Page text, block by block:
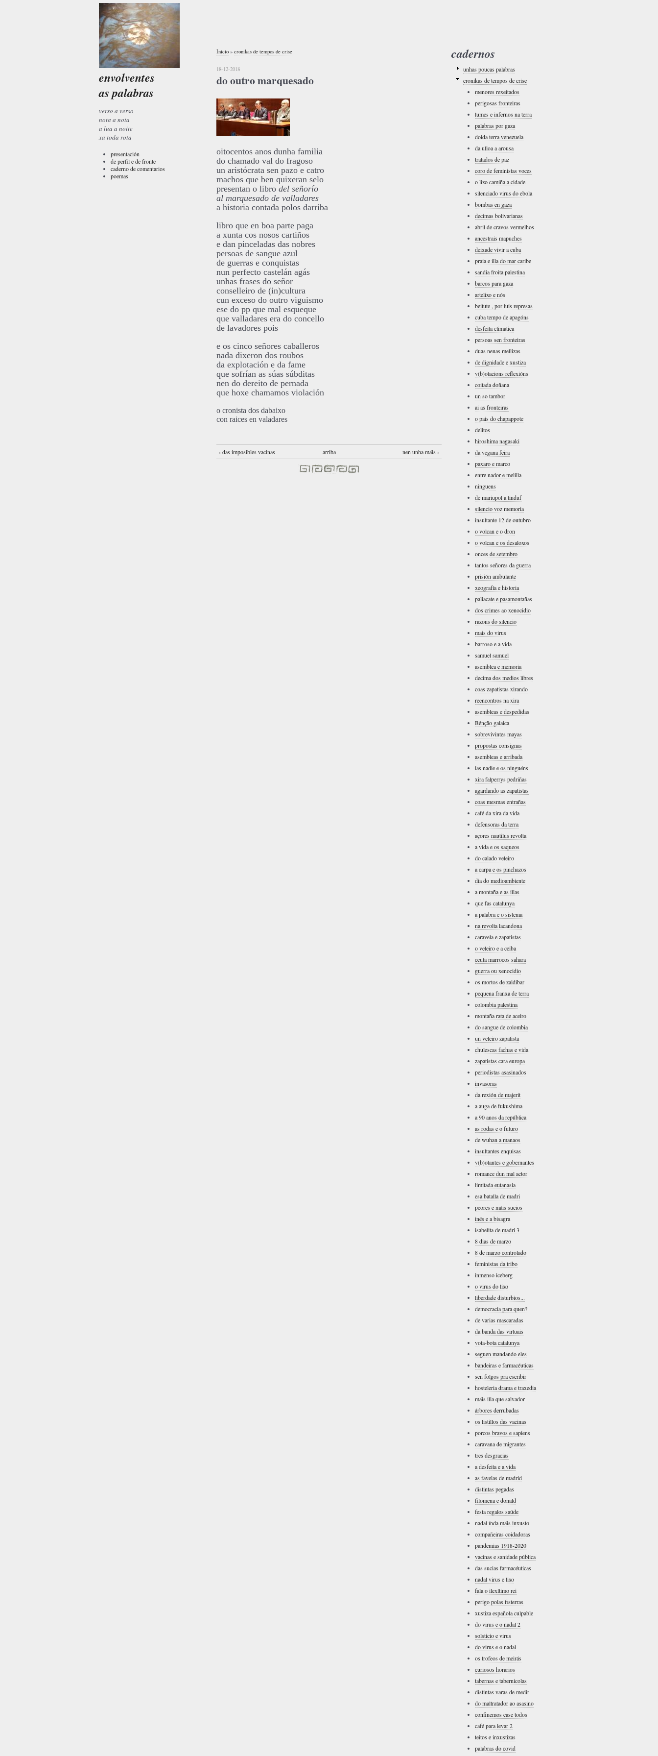
envolventes
as palabras
verso a verso
nota a nota
a lua a noite
xa toda rota
presentación
de perfil e de fronte
caderno de comentarios
poemas
Inicio » cronikas de tempos de crise
18-12-2018
do outro marquesado
oitocentos anos dunha familia
do chamado val do fragoso
un aristócrata sen pazo e catro
machos que ben quixeran selo
presentan o libro del señorío
al marquesado de valladares
a historia contada polos darriba
libro que en boa parte paga
a xunta cos nosos cartiños
e dan pinceladas das nobres
persoas de sangue azul
de guerras e conquistas
nun perfecto castelán agás
unhas frases do señor
conselleiro de (in)cultura
cun exceso do outro viguismo
ese do pp que mal esqueque
que valladares era do concello
de lavadores pois
e os cinco señores caballeros
nada dixeron dos roubos
da explotación e da fame
que sofrían as súas súbditas
nen do dereito de pernada
que hoxe chamamos violación
o cronista dos dabaixo
con raices en valadares
‹ das imposibles vacinas arriba nen unha máis ›
cadernos
unhas poucas palabras
cronikas de tempos de crise
menores rexeitados
perigosas fronteiras
lumes e infernos na terra
palabras por gaza
doida terra venezuela
da ulloa a arousa
tratados de paz
coro de feministas voces
o lixo camiña a cidade
silenciado virus do ebola
bombas en gaza
decimas bolivarianas
abril de cravos vermelhos
ancestrais mapuches
deixade vivir a cuba
praia e illa do mar caribe
sandia froita palestina
barcos para gaza
artelixo e nós
beitute , por luis represas
cuba tempo de apagóns
desfeita climatica
persoas sen fronteiras
duas nenas mellizas
de dignidade e xustiza
v(b)otacions reflexións
coitada doñana
un so tambor
ai as fronteiras
o pais do chapappote
delitos
hiroshima nagasaki
da vegana feira
paxaro e marco
entre nador e melilla
ninguens
de mariupol a tinduf
silencio voz memoria
insultante 12 de outubro
o volcan e o dron
o volcan e os desaloxos
onces de setembro
tantos señores da guerra
prisión ambulante
xeografía e historia
paliacate e pasamontañas
dos crimes ao xenocidio
razons do silencio
mais do virus
barroso e a vida
samuel samuel
asemblea e memoria
decima dos medios libres
coas zapatistas xirando
reencontros na xira
asembleas e despedidas
Bênção galaica
sobrevivintes mayas
propostas consignas
asembleas e arribada
las nadie e os ninguéns
xira falperrys pedriñas
agardando as zapatistas
coas mesmas entrañas
café da xira da vida
defensoras da terra
açores nautilus revolta
a vida e os saqueos
do calado veleiro
a carpa e os pinchazos
dia do medioambiente
a montaña e as illas
que fas catalunya
a palabra e o sistema
na revolta lacandona
caravela e zapatistas
o veleiro e a ceiba
ceuta marrocos sahara
guerra ou xenocidio
os mortos de zaldibar
pequena franxa de terra
colombia palestina
montaña rata de aceiro
do sangue de colombia
un veleiro zapatista
chulescas fachas e vida
zapatistas cara europa
periodistas asasinados
invasoras
da rexión de majerit
a auga de fukushima
a 90 anos da república
as rodas e o futuro
de wuhan a manaos
insultantes enquisas
v(b)otantes e gobernantes
romance dun mal actor
limitada eutanasia
esa batalla de madri
peores e máis sucios
inés e a bisagra
isabelita de madri 3
8 dias de marzo
8 de marzo controlado
feministas da tribo
inmenso iceberg
o virus do lixo
liberdade disturbios...
democracia para quen?
de varias mascaradas
da banda das virtuais
vota-bota catalunya
seguen mandando eles
bandeiras e farmacéuticas
sen folgos pra escribir
hosteleria drama e traxedia
máis illa que salvador
árbores derrubadas
os listillos das vacinas
porcos bravos e sapiens
caravana de migrantes
tres desgracias
a desfeita e a vida
as favelas de madrid
distintas pegadas
filomena e donald
festa regalos saúde
nadal índa máis inxusto
compañeiras coidadoras
pandemias 1918-2020
vacinas e sanidade pública
das sucias farmacéuticas
nadal virus e lixo
fala o ilexítimo rei
perigo polas fisterras
xustiza española culpable
do virus e o nadal 2
solsticio e virus
do virus e o nadal
os trofeos de meirás
curiosos horarios
tabernas e tabernicolas
distintas varas de medir
do maltratador ao asasino
confinemos case todos
café para levar 2
teitos e inxustizas
palabras do covid